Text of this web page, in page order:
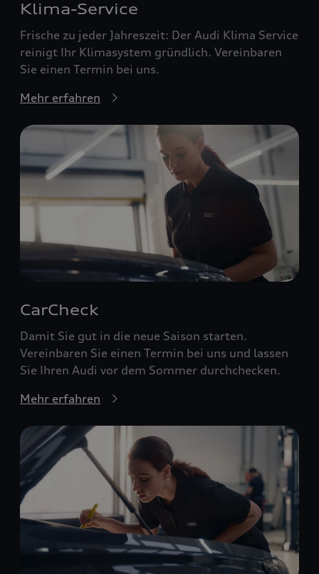
Klima-Service
Frische zu jeder Jahreszeit: Der Audi Klima Service
reinigt Ihr Klimasystem gründlich. Vereinbaren
Sie einen Termin bei uns.
Mehr erfahren
CarCheck
Damit Sie gut in die neue Saison starten.
Vereinbaren Sie einen Termin bei uns und lassen
Sie Ihren Audi vor dem Sommer durchchecken.
Mehr erfahren